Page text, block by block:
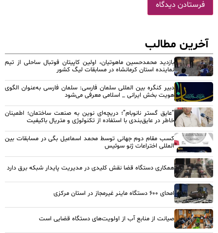
آخرین مطالب
بازدید محمدحسین ماهوتیان، اولین کاپیتان فوتبال ساحلی از تیم
نماینده استان کرمانشاه در مسابقات لیگ کشور
دبیر کنگره بین المللی سلمان فارسی: سلمان فارسی به‌عنوان الگوی
هویت بخش ایرانی _ اسلامی معرفی می‌شود
“عایق گستر نانوبام”؛ دریچه‌ای نوین به صنعت ساختمان؛ اطمینان
خاطر در عایق‌بندی با استفاده از تکنولوژی و متریال باکیفیت
کسب مقام دوم جهانی توسط محمد اسماعیل بگی در مسابقات بین
المللی اختراعات ژنو سوئیس
همکاری دستگاه قضا نقش کلیدی در مدیریت پایدار شبکه برق دارد
امحای ۶۰۰ دستگاه ماینر غیرمجاز در استان مرکزی
صیانت از منابع آب از اولویت‌های دستگاه قضایی است